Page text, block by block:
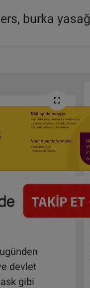
burka
devlet
gibi